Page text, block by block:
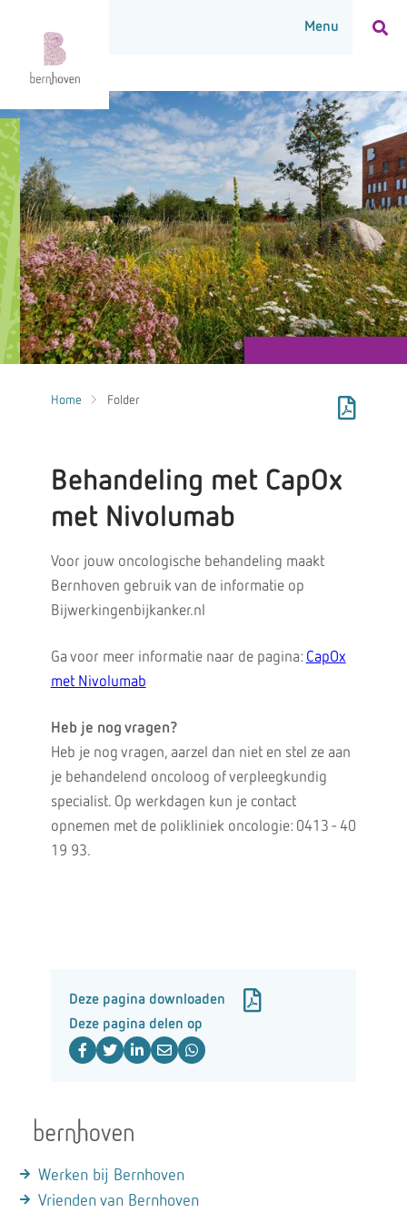
Home Folder
Behandeling met CapOx
met Nivolumab
Voor jouw oncologische behandeling maakt
Bernhoven gebruik van de informatie op
Bijwerkingenbijkanker.nl
Ga voor meer informatie naar de pagina: CapOx
met Nivolumab
Heb je nog vragen?
Heb je nog vragen, aarzel dan niet en stel ze aan
je behandelend oncoloog of verpleegkundig
specialist. Op werkdagen kun je contact
opnemen met de polikliniek oncologie: 0413 - 40
19 93.
Deze pagina downloaden
Deze pagina delen op
Werken bij Bernhoven
Vrienden van Bernhoven